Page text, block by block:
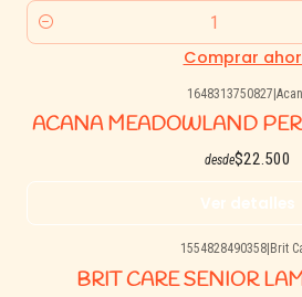
Cantidad
Comprar
1648313750827
ACANA MEADOWLAND
desde$22.500
Ver detalles
1554828490358| Brit
BRIT CARE SENIOR